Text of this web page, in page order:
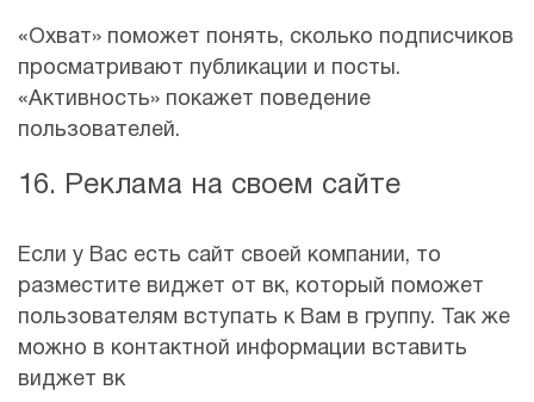
«Охват» поможет понять, сколько подписчиков
просматривают публикации и посты.
«Активность» покажет поведение
пользователей.
16. Реклама на своем сайте
Если у Вас есть сайт своей компании, то
разместите виджет от вк, который поможет
пользователям вступать к Вам в группу. Так же
можно в контактной информации вставить
виджет вк